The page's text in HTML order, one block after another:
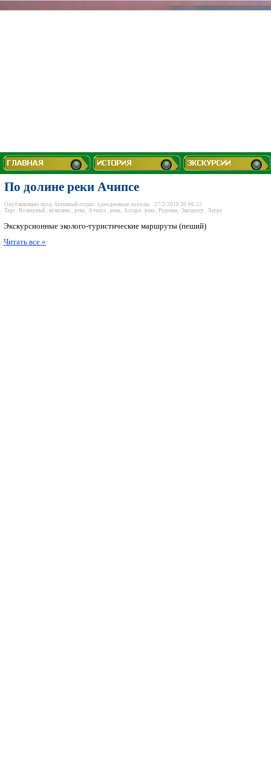
По долине реки Ачипсе
Опубликовано вход Активный отдых: однодневные походы · 27/2/2019 20:06:52
Tags: Вольерный, комплекс, река, Ачипсе, река, Ассара, река, Рудовая, Экоцентр , Лаура
Экскурсионные эколого-туристические маршруты (пеший)
Читать все »